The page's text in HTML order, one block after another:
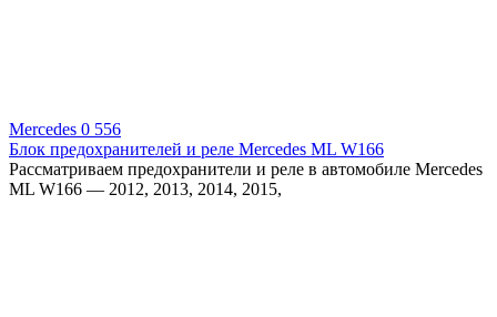
Mercedes 0 556
Блок предохранителей и реле Mercedes ML W166
Рассматриваем предохранители и реле в автомобиле Mercedes
ML W166 — 2012, 2013, 2014, 2015,